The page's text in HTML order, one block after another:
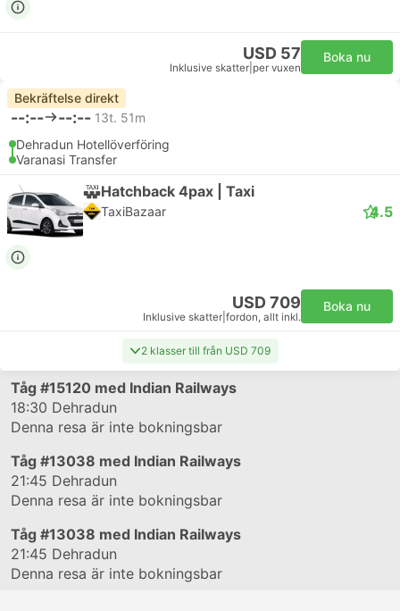
USD 57
Inklusive skatter per vuxen
Boka nu
Bekräftelse direkt
--:-- --:-- 13t. 51m
Dehradun Hotellöverföring
Varanasi Transfer
Hatchback 4pax | Taxi
TaxiBazaar 4.5
USD 709
Inklusive skatter fordon, allt inkl.
Boka nu
2 klasser till från USD 709
Tåg #15120 med Indian Railways
18:30 Dehradun
Denna resa är inte bokningsbar
Tåg #13038 med Indian Railways
21:45 Dehradun
Denna resa är inte bokningsbar
Tåg #13038 med Indian Railways
21:45 Dehradun
Denna resa är inte bokningsbar